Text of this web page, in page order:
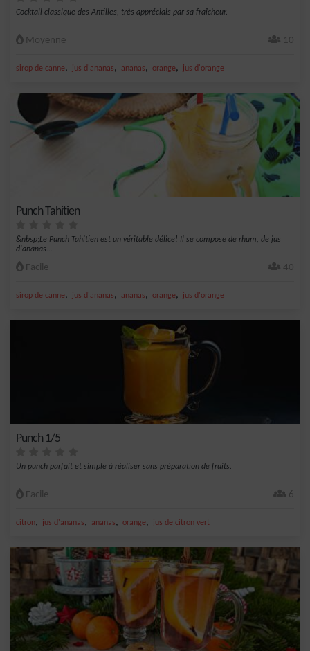
Cocktail classique des Antilles, très appréciais par sa fraîcheur.
Moyenne 10
sirop de canne, jus d'ananas, ananas, orange, jus d'orange
Punch Tahitien
&nbsp;Le Punch Tahitien est un véritable délice! Il se compose de rhum, de jus
d'ananas...
Facile 40
sirop de canne, jus d'ananas, ananas, orange, jus d'orange
Punch 1/5
Un punch parfait et simple à réaliser sans préparation de fruits.
Facile 6
citron, jus d'ananas, ananas, orange, jus de citron vert